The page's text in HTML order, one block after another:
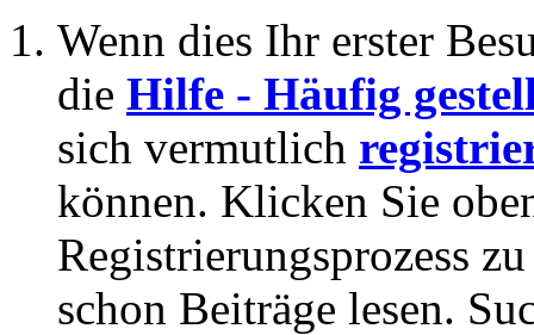
Wenn dies Ihr erster
die Hilfe - Häufig
sich vermutlich
können. Klicken Sie
Registrierungsprozess
schon Beiträge lesen.